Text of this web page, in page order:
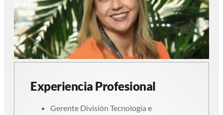
Experiencia Profesional
Gerente División Tecnología e